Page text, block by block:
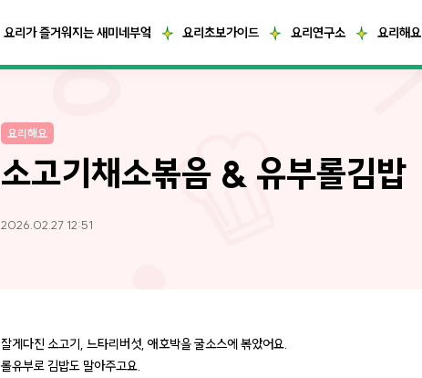
요리가 즐거워지는 새미네부엌 요리초보가이드 요리연구소 요리해요
요리해요
소고기채소볶음 & 유부롤김밥
2026.02.27 12:51
잘게다진 소고기, 느타리버섯, 애호박을 굴소스에 볶았어요.
롤유부로 김밥도 말아주고요.